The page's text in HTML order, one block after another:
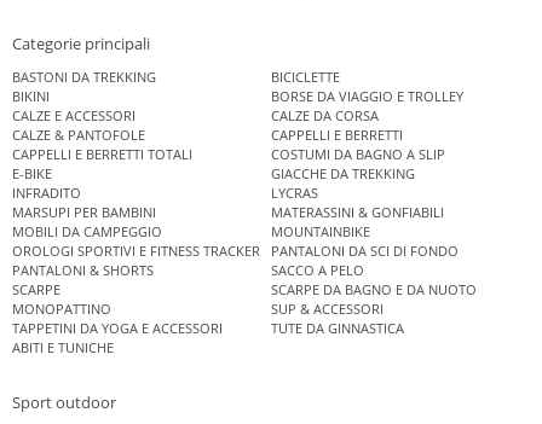
Categorie principali
BASTONI DA TREKKING
BICICLETTE
BIKINI
BORSE DA VIAGGIO E TROLLEY
CALZE E ACCESSORI
CALZE DA CORSA
CALZE & PANTOFOLE
CAPPELLI E BERRETTI
CAPPELLI E BERRETTI TOTALI
COSTUMI DA BAGNO A SLIP
E-BIKE
GIACCHE DA TREKKING
INFRADITO
LYCRAS
MARSUPI PER BAMBINI
MATERASSINI & GONFIABILI
MOBILI DA CAMPEGGIO
MOUNTAINBIKE
OROLOGI SPORTIVI E FITNESS TRACKER
PANTALONI DA SCI DI FONDO
PANTALONI & SHORTS
SACCO A PELO
SCARPE
SCARPE DA BAGNO E DA NUOTO
MONOPATTINO
SUP & ACCESSORI
TAPPETINI DA YOGA E ACCESSORI
TUTE DA GINNASTICA
ABITI E TUNICHE
Sport outdoor